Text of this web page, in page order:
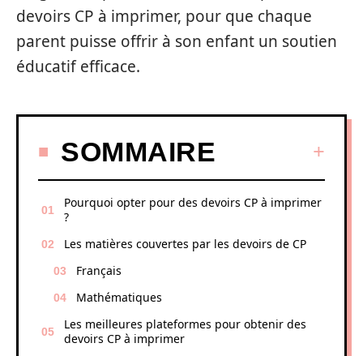
devoirs CP à imprimer, pour que chaque
parent puisse offrir à son enfant un soutien
éducatif efficace.
SOMMAIRE
Pourquoi opter pour des devoirs CP à imprimer
?
Les matières couvertes par les devoirs de CP
Français
Mathématiques
Les meilleures plateformes pour obtenir des
devoirs CP à imprimer